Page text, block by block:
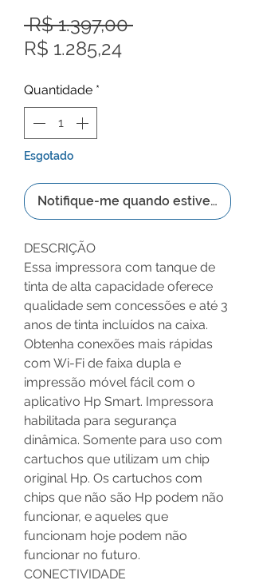
R$ 1.397,00 Preço
R$ 1.285,24Preço
Quantidade *
Esgotado
Notifique-me quando estiver
DESCRIÇÃO
Essa impressora com tanque de
tinta de alta capacidade oferece
qualidade sem concessões e até 3
anos de tinta incluídos na caixa.
Obtenha conexões mais rápidas
com Wi-Fi de faixa dupla e
impressão móvel fácil com o
aplicativo Hp Smart. Impressora
habilitada para segurança
dinâmica. Somente para uso com
cartuchos que utilizam um chip
original Hp. Os cartuchos com
chips que não são Hp podem não
funcionar, e aqueles que
funcionam hoje podem não
funcionar no futuro.
CONECTIVIDADE